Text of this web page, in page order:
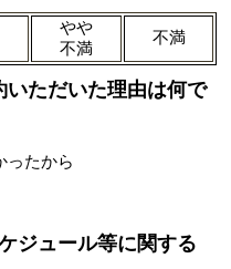
やや
不満
不満
ただいた理由は何で
ったから
ジュール等に関する